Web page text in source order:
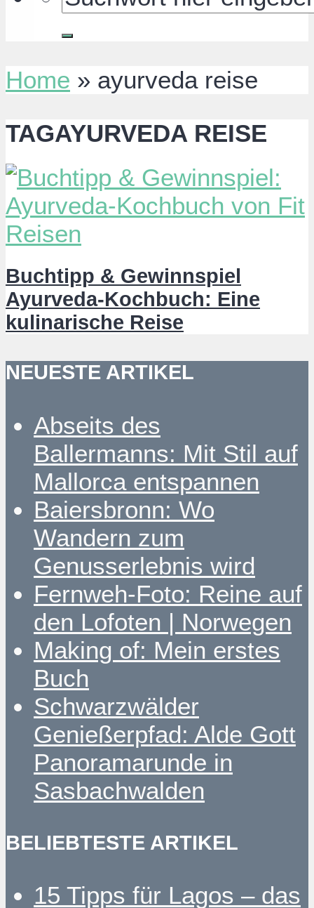
Home » ayurveda reise
TAGAYURVEDA REISE
Buchtipp & Gewinnspiel
Ayurveda-Kochbuch: Eine
kulinarische Reise
NEUESTE ARTIKEL
Abseits des
Ballermanns: Mit Stil auf
Mallorca entspannen
Baiersbronn: Wo
Wandern zum
Genusserlebnis wird
Fernweh-Foto: Reine auf
den Lofoten | Norwegen
Making of: Mein erstes
Buch
Schwarzwälder
Genießerpfad: Alde Gott
Panoramarunde in
Sasbachwalden
BELIEBTESTE ARTIKEL
15 Tipps für Lagos – das